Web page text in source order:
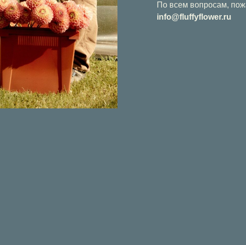
По всем вопросам,
info@fluffyflower.ru